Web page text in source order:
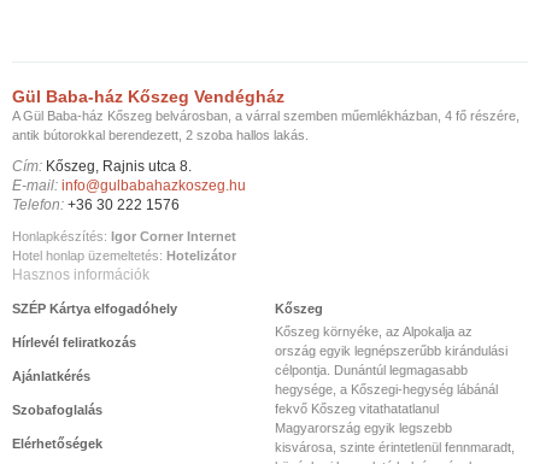
Gül Baba-ház Kőszeg Vendégház
A Gül Baba-ház Kőszeg belvárosban, a várral szemben műemlékházban, 4 fő részére,
antik bútorokkal berendezett, 2 szoba hallos lakás.
Cím: Kőszeg, Rajnis utca 8.
E-mail: info@gulbabahazkoszeg.hu
Telefon: +36 30 222 1576
Honlapkészítés: Igor Corner Internet
Hotel honlap üzemeltetés: Hotelizátor
Hasznos információk
SZÉP Kártya elfogadóhely
Hírlevél feliratkozás
Ajánlatkérés
Szobafoglalás
Elérhetőségek
Kőszeg
Kőszeg környéke, az Alpokalja az
ország egyik legnépszerűbb kirándulási
célpontja. Dunántúl legmagasabb
hegysége, a Kőszegi-hegység lábánál
fekvő Kőszeg vitathatatlanul
Magyarország egyik legszebb
kisvárosa, szinte érintetlenül fennmaradt,